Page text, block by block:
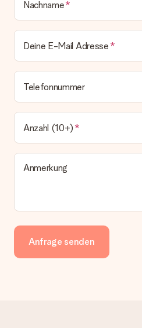
Nachname
Deine E-Mail Adresse
Telefonnummer
Anzahl (10+)
Anmerkung
Anfrage senden